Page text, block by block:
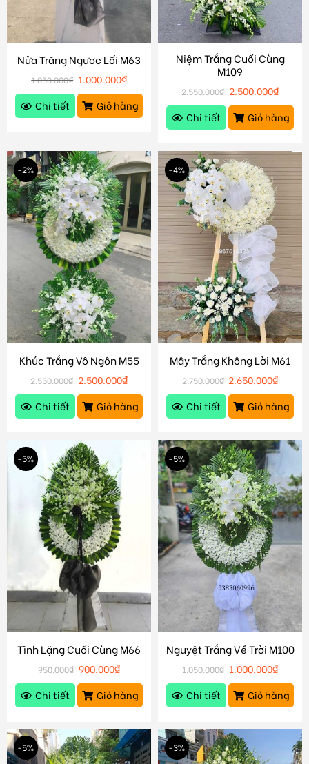
Nửa Trăng Ngược Lối M63
1.050.000₫ 1.000.000₫
Chi tiết
Giỏ hàng
Niệm Trắng Cuối Cùng
M109
2.550.000₫ 2.500.000₫
Chi tiết
Giỏ hàng
-2%
Khúc Trắng Vô Ngôn M55
2.550.000₫ 2.500.000₫
Chi tiết
Giỏ hàng
-4%
Mây Trắng Không Lời M61
2.750.000₫ 2.650.000₫
Chi tiết
Giỏ hàng
-5%
Tĩnh Lặng Cuối Cùng M66
950.000₫ 900.000₫
Chi tiết
Giỏ hàng
-5%
Nguyệt Trắng Về Trời M100
1.050.000₫ 1.000.000₫
Chi tiết
Giỏ hàng
-5% -3%